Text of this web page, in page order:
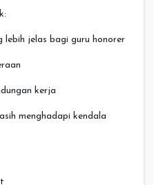
lebih jelas bagi guru honorer
kerja
menghadapi kendala